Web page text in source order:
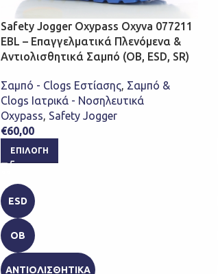
Safety Jogger Oxypass Oxyva 077211
EBL – Επαγγελματικά Πλενόμενα &
Αντιολισθητικά Σαμπό (ΟΒ, ESD, SR)
Σαμπό - Clogs Εστίασης, Σαμπό &
Clogs Ιατρικά - Νοσηλευτικά
Oxypass, Safety Jogger
€60,00
ΕΠΙΛΟΓΉ
ESD
OB
ΑΝΤΙΟΛΙΣΘΗΤΙΚΑ